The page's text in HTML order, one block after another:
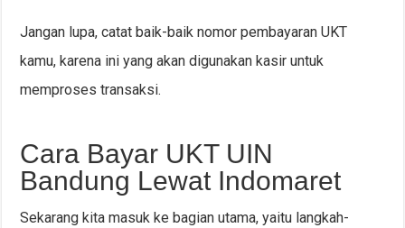
Jangan lupa, catat baik-baik nomor pembayaran UKT
kamu, karena ini yang akan digunakan kasir untuk
memproses transaksi.
Cara Bayar UKT UIN
Bandung Lewat Indomaret
Sekarang kita masuk ke bagian utama, yaitu langkah-